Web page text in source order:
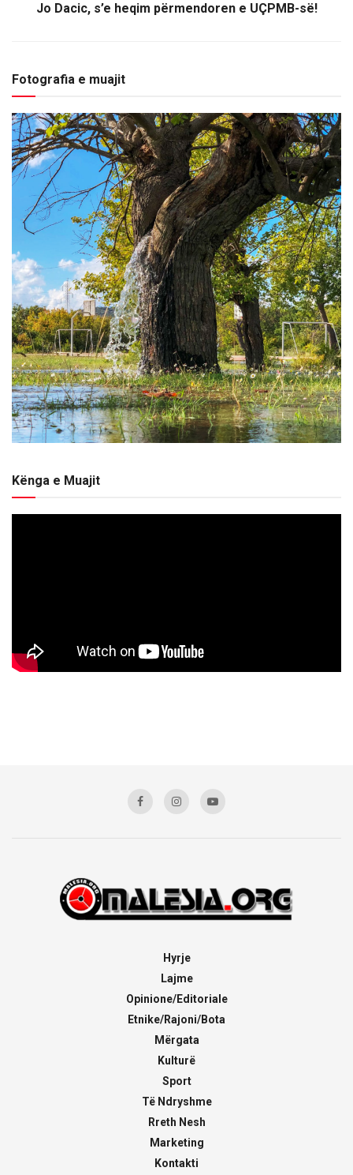
Jo Dacic, s’e heqim përmendoren e UÇPMB-së!
Fotografia e muajit
Kënga e Muajit
Hyrje
Lajme
Opinione/Editoriale
Etnike/Rajoni/Bota
Mërgata
Kulturë
Sport
Të Ndryshme
Rreth Nesh
Marketing
Kontakti